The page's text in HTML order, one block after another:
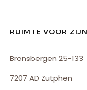
RUIMTE VOOR ZIJN
Bronsbergen 25-133
7207 AD Zutphen